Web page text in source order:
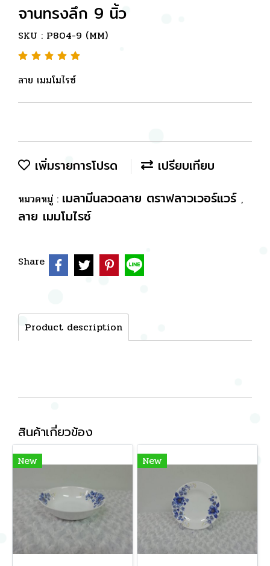
จานทรงลึก 9 นิ้ว
SKU : P804-9 (MM)
ลาย เมมโมไรซ์
เพิ่มรายการโปรด เปรียบเทียบ
หมวดหมู่ : เมลามีนลวดลาย ตราฟลาวเวอร์แวร์ ,
ลาย เมมโมไรซ์
Share
Product description
สินค้าเกี่ยวข้อง
New New